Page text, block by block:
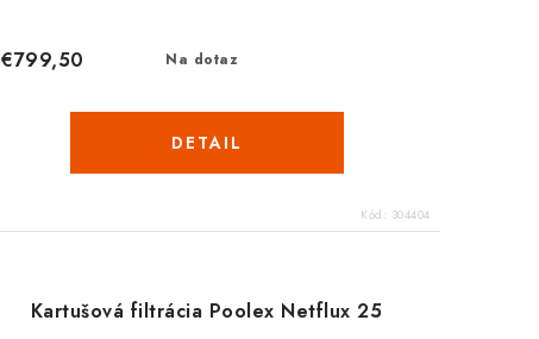
Na dotaz
€799,50
DETAIL
Kód: 304404
Kartušová filtrácia Poolex Netflux 25